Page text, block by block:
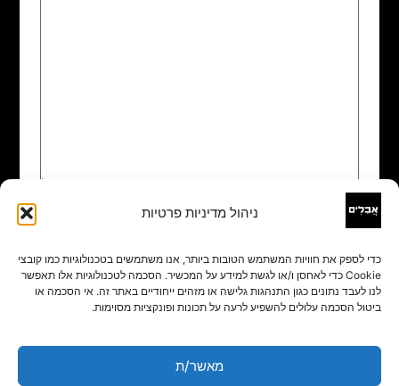
ניהול מדיניות פרטיות
כדי לספק את חוויות המשתמש הטובות ביותר, אנו משתמשים בטכנולוגיות כמו קובצי
Cookie כדי לאחסן ו/או לגשת למידע על המכשיר. הסכמה לטכנולוגיות אלו תאפשר
לנו לעבד נתונים כגון התנהגות גלישה או מזהים ייחודיים באתר זה. אי הסכמה או
ביטול הסכמה עלולים להשפיע לרעה על תכונות ופונקציות מסוימות.
מאשר/ת
שם
אימייל*